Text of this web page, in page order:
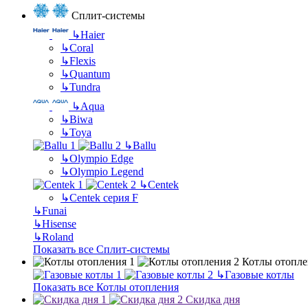
Сплит-системы
↳Haier
↳Coral
↳Flexis
↳Quantum
↳Tundra
↳Aqua
↳Biwa
↳Toya
↳Ballu
↳Olympio Edge
↳Olympio Legend
↳Centek
↳Centek серия F
↳Funai
↳Hisense
↳Roland
Показать все Сплит-системы
Котлы
↳Газовые котлы
Показать все Котлы отопления
Скидка дня